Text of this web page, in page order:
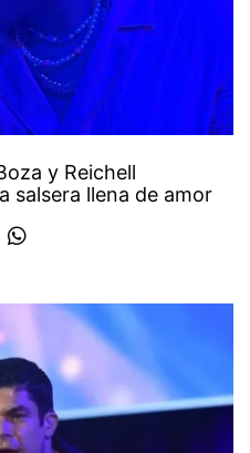
y Reichell
salsera llena de amor